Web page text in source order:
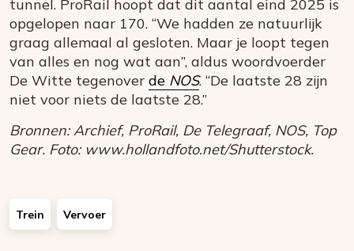
tunnel. ProRail hoopt dat dit aantal eind 2025 is
opgelopen naar 170. “We hadden ze natuurlijk
graag allemaal al gesloten. Maar je loopt tegen
van alles en nog wat aan”, aldus woordvoerder
De Witte tegenover de NOS. “De laatste 28 zijn
niet voor niets de laatste 28.”
Bronnen: Archief, ProRail, De Telegraaf, NOS, Top
Gear. Foto: www.hollandfoto.net/Shutterstock.
Trein Vervoer